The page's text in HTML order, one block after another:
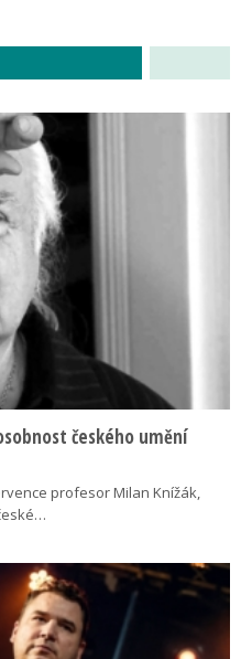
českého umění
profesor Milan Knížák,